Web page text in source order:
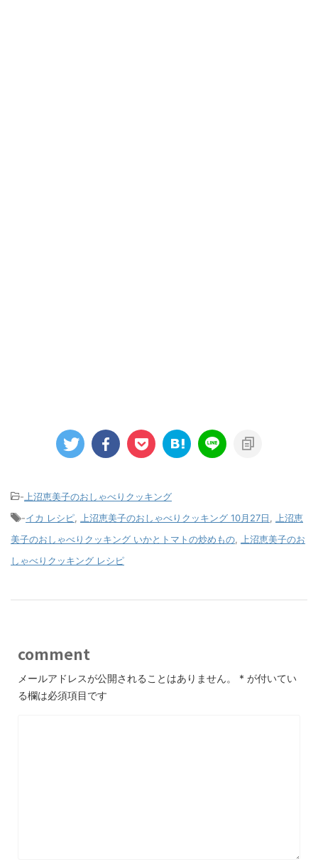
- 上沼恵美子のおしゃべりクッキング
-イカ レシピ 上沼恵美子のおしゃべりクッキング 10月27日
上沼恵
美子のおしゃべりクッキング いかとトマトの炒めもの
上沼恵美子のお
しゃべりクッキング レシピ
comment
メールアドレスが公開されることはありません。 * が付いてい
る欄は必須項目です